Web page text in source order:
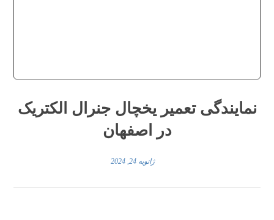
نمایندگی تعمیر یخچال جنرال الکتریک
در اصفهان
ژانویه 24, 2024